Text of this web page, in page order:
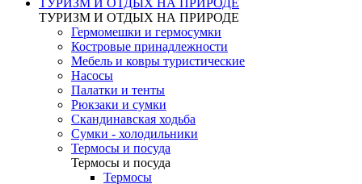
ТУРИЗМ И ОТДЫХ НА ПРИРОДЕ
ТУРИЗМ И ОТДЫХ НА ПРИРОДЕ
Гермомешки и гермосумки
Костровые принадлежности
Мебель и ковры туристические
Насосы
Палатки и тенты
Рюкзаки и сумки
Скандинавская ходьба
Сумки - холодильники
Термосы и посуда
Термосы и посуда
Термосы